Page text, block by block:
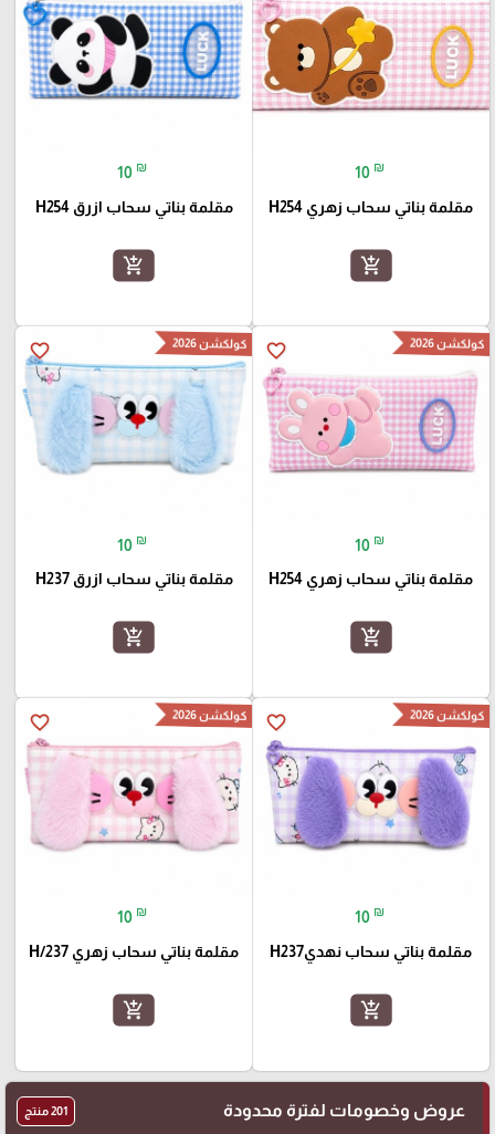
10 ₪
مقلمة بناتي سحاب زهري H254
add_shopping_cart
10 ₪
مقلمة بناتي سحاب ازرق H254
add_shopping_cart
favorite_border كولكشن 2026
10 ₪
مقلمة بناتي سحاب زهري H254
add_shopping_cart
favorite_border كولكشن 2026
10 ₪
مقلمة بناتي سحاب ازرق H237
add_shopping_cart
favorite_border كولكشن 2026
10 ₪
مقلمة بناتي سحاب نهديH237
add_shopping_cart
favorite_border كولكشن 2026
10 ₪
مقلمة بناتي سحاب زهري H/237
add_shopping_cart
عروض وخصومات لفترة محدودة 201 منتج